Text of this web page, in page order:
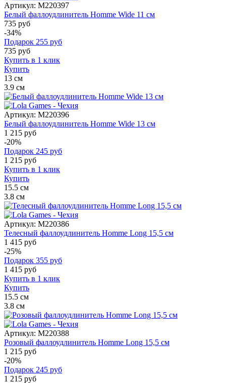
Артикул: M220397
Белый фаллоудлинитель Homme Wide 11 см
735 руб
-34%
Подарок 255 руб
735 руб
Купить в 1 клик
Купить
13 см
3.9 см
Артикул: M220396
Белый фаллоудлинитель Homme Wide 13 см
1 215 руб
-20%
Подарок 245 руб
1 215 руб
Купить в 1 клик
Купить
15.5 см
3.8 см
Артикул: M220386
Телесный фаллоудлинитель Homme Long 15,5 см
1 415 руб
-25%
Подарок 355 руб
1 415 руб
Купить в 1 клик
Купить
15.5 см
3.8 см
Артикул: M220388
Розовый фаллоудлинитель Homme Long 15,5 см
1 215 руб
-20%
Подарок 245 руб
1 215 руб